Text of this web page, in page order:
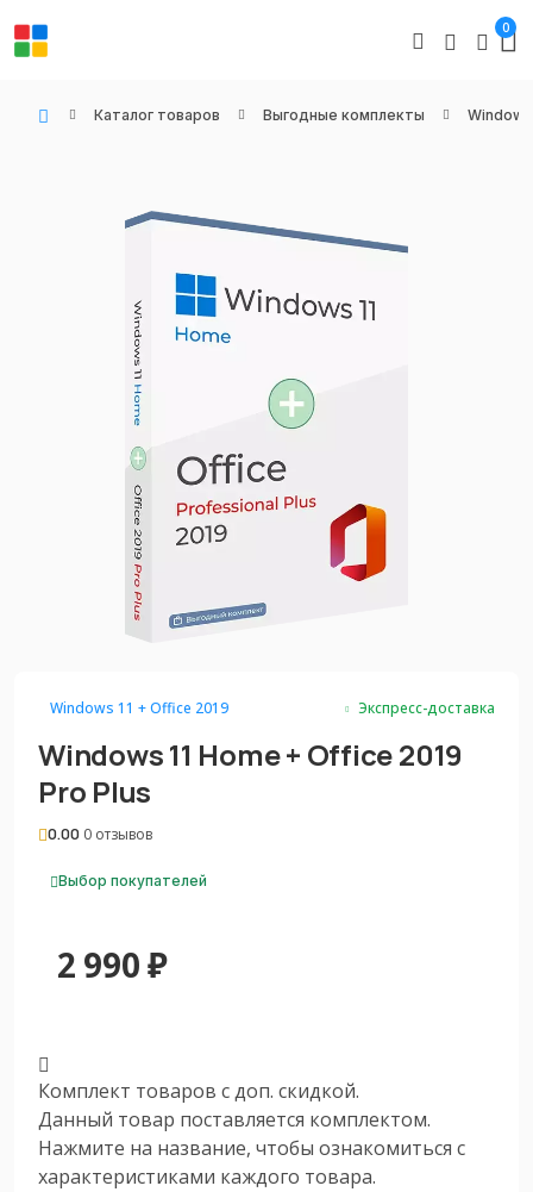
0
Каталог товаров Выгодные комплекты
Windows 11 + Office 2019 Экспресс-доставка
Windows 11 Home + Office 2019
Pro Plus
0.00 0 отзывов
Выбор покупателей
2 990₽
Комплект товаров с доп. скидкой.
Данный товар поставляется комплектом.
Нажмите на название, чтобы ознакомиться с
характеристиками каждого товара.